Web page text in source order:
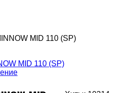
MID 110 (SP)